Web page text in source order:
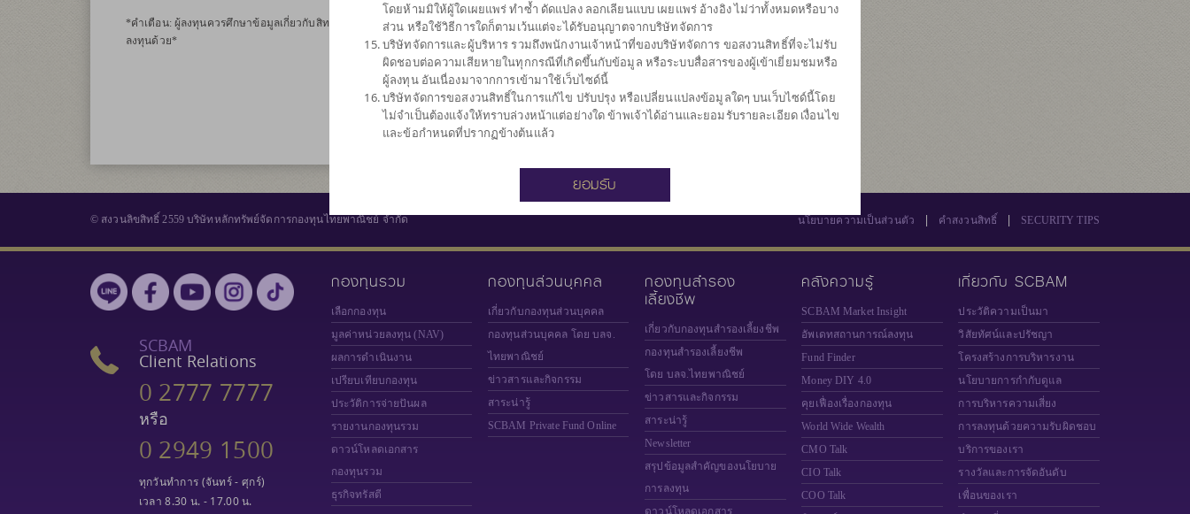
*คำเตือน: ผู้ลงทุนควรศึกษาข้อมูลเกี่ยวกับสิทธิประโยชน์ทางภาษีที่ระบุไว้ในคู่มือการ
ลงทุนด้วย*
919,372,143.78
มูลค่าหน่วยลงทุน 28.8913
ณ วันที่ 6 ส.ค. 2569
โดยห้ามมิให้ผู้ใดเผยแพร่ ทำซ้ำ ดัดแปลง ลอกเลียนแบบ เผยแพร่ อ้างอิง ไม่ว่าทั้งหมดหรือบาง
ส่วน หรือใช้วิธีการใดก็ตามเว้นแต่จะได้รับอนุญาตจากบริษัทจัดการ
บริษัทจัดการและผู้บริหาร รวมถึงพนักงานเจ้าหน้าที่ของบริษัทจัดการ ขอสงวนสิทธิ์ที่จะไม่รับ
ผิดชอบต่อความเสียหายในทุกกรณีที่เกิดขึ้นกับข้อมูล หรือระบบสื่อสารของผู้เข้าเยี่ยมชมหรือ
ผู้ลงทุน อันเนื่องมาจากการเข้ามาใช้เว็บไซด์นี้
บริษัทจัดการขอสงวนสิทธิ์ในการแก้ไข ปรับปรุง หรือเปลี่ยนแปลงข้อมูลใดๆ บนเว็บไซด์นี้โดย
ไม่จำเป็นต้องแจ้งให้ทราบล่วงหน้าแต่อย่างใด ข้าพเจ้าได้อ่านและยอมรับรายละเอียด เงื่อนไข
และข้อกำหนดที่ปรากฏข้างต้นแล้ว
ยอมรับ
© สงวนลิขสิทธิ์ 2559 บริษัทหลักทรัพย์จัดการกองทุนไทยพาณิชย์ จำกัด นโยบายความเป็นส่วนตัว | คำสงวนสิทธิ์ | SECURITY TIPS
SCBAM
Client Relations
0 2777 7777
หรือ
0 2949 1500
ทุกวันทำการ (จันทร์ - ศุกร์)
เวลา 8.30 น. - 17.00 น.
กองทุนรวม
เลือกกองทุน
มูลค่าหน่วยลงทุน (NAV)
ผลการดำเนินงาน
เปรียบเทียบกองทุน
ประวัติการจ่ายปันผล
รายงานกองทุนรวม
ดาวน์โหลดเอกสาร
กองทุนรวม
ธุรกิจทรัสตี
กองทุนส่วนบุคคล
เกี่ยวกับกองทุนส่วนบุคคล
กองทุนส่วนบุคคล โดย บลจ.
ไทยพาณิชย์
ข่าวสารและกิจกรรม
สาระน่ารู้
SCBAM Private Fund Online
กองทุนสำรอง
เลี้ยงชีพ
เกี่ยวกับกองทุนสำรองเลี้ยงชีพ
กองทุนสำรองเลี้ยงชีพ
โดย บลจ.ไทยพาณิชย์
ข่าวสารและกิจกรรม
สาระน่ารู้
Newsletter
สรุปข้อมูลสำคัญของนโยบาย
การลงทุน
ดาวน์โหลดเอกสาร
คลังความรู้
SCBAM Market Insight
อัพเดทสถานการณ์ลงทุน
Fund Finder
Money DIY 4.0
คุยเฟื่องเรื่องกองทุน
World Wide Wealth
CMO Talk
CIO Talk
COO Talk
เกี่ยวกับ SCBAM
ประวัติความเป็นมา
วิสัยทัศน์และปรัชญา
โครงสร้างการบริหารงาน
นโยบายการกำกับดูแล
การบริหารความเสี่ยง
การลงทุนด้วยความรับผิดชอบ
บริการของเรา
รางวัลและการจัดอันดับ
เพื่อนของเรา